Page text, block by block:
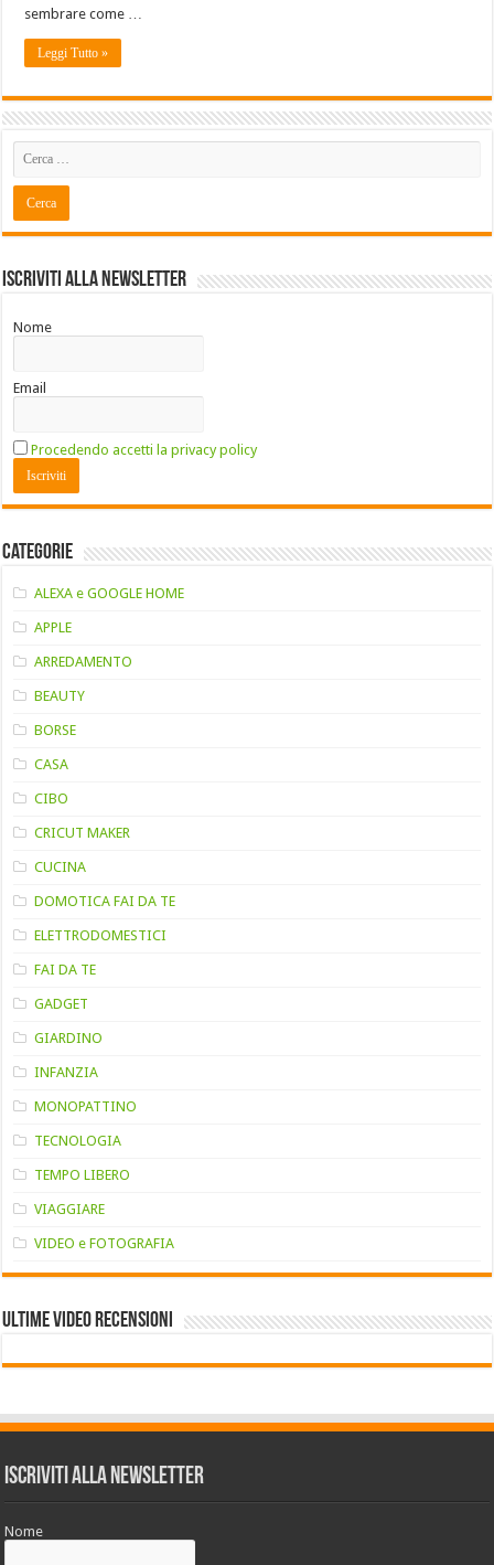
sembrare come …
Leggi Tutto »
Iscriviti alla Newsletter
Nome
Email
Procedendo accetti la privacy policy
Categorie
ALEXA e GOOGLE HOME
APPLE
ARREDAMENTO
BEAUTY
BORSE
CASA
CIBO
CRICUT MAKER
CUCINA
DOMOTICA FAI DA TE
ELETTRODOMESTICI
FAI DA TE
GADGET
GIARDINO
INFANZIA
MONOPATTINO
TECNOLOGIA
TEMPO LIBERO
VIAGGIARE
VIDEO e FOTOGRAFIA
Ultime VIDEO RECENSIONI
Iscriviti alla Newsletter
Nome